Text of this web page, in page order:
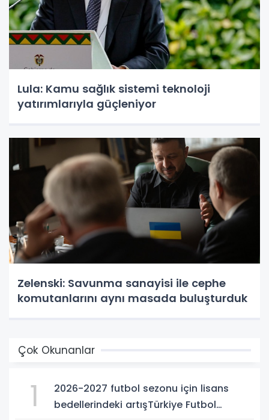
Lula: Kamu sağlık sistemi teknoloji
yatırımlarıyla güçleniyor
Zelenski: Savunma sanayisi ile cephe
komutanlarını aynı masada buluşturduk
Çok Okunanlar
1
2026-2027 futbol sezonu için lisans
bedellerindeki artışTürkiye Futbol